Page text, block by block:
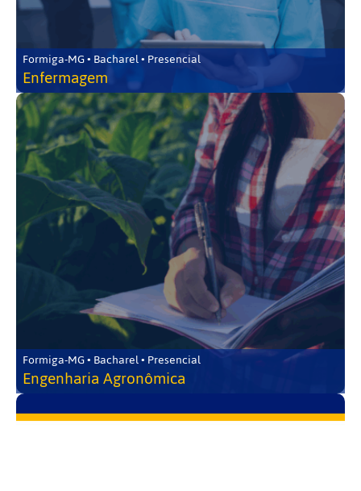
Formiga-MG • Bacharel • Presencial
Enfermagem
Formiga-MG • Bacharel • Presencial
Engenharia Agronômica